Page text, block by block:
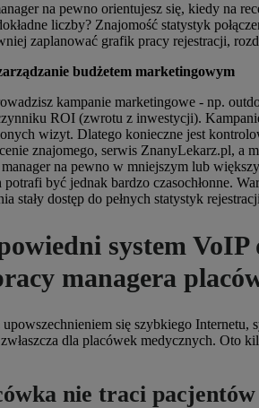
na pewno orientujesz się, kiedy na
liczby? Znajomość statystyk
zaplanować grafik pracy rejestracji,
budżetem marketingowym
kampanie marketingowe - np.
ROI (zwrotu z inwestycji).
wizyt. Dlatego konieczne jest
znajomego, serwis ZnanyLekarz.pl, a
na pewno w mniejszym lub
potrafi być jednak bardzo czasochłonne.
stały dostęp do pełnych statystyk
system
managera
się szybkiego Internetu,
dla placówek medycznych. Oto
nie traci pacjentów